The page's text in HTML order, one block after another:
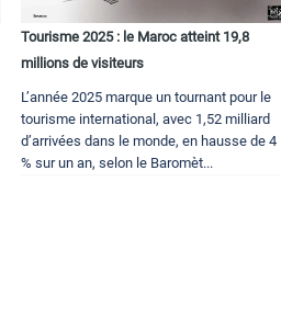
Tourisme 2025 : le Maroc atteint 19,8
millions de visiteurs
L’année 2025 marque un tournant pour le
tourisme international, avec 1,52 milliard
d’arrivées dans le monde, en hausse de 4
% sur un an, selon le Baromèt...